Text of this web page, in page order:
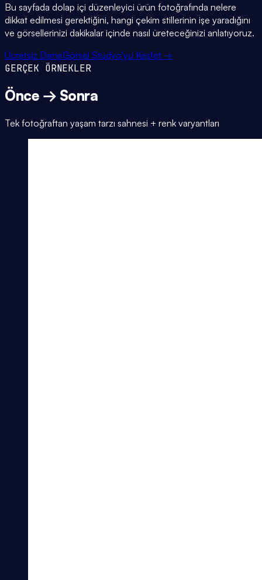
Bu sayfada dolap içi düzenleyici ürün fotoğrafında nelere
dikkat edilmesi gerektiğini, hangi çekim stillerinin işe yaradığını
ve görsellerinizi dakikalar içinde nasıl üreteceğinizi anlatıyoruz.
Ücretsiz DeneGörsel Stüdyo'yu Keşfet →
GERÇEK ÖRNEKLER
Önce → Sonra
Tek fotoğraftan yaşam tarzı sahnesi + renk varyantları